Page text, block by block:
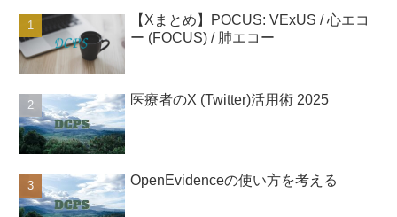
【Xまとめ】POCUS: VExUS / 心エコ
ー (FOCUS) / 肺エコー
医療者のX (Twitter)活用術 2025
OpenEvidenceの使い方を考える